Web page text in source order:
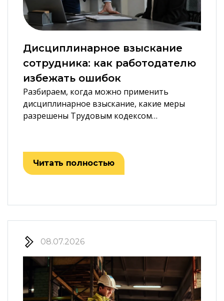
Дисциплинарное взыскание
сотрудника: как работодателю
избежать ошибок
Разбираем, когда можно применить
дисциплинарное взыскание, какие меры
разрешены Трудовым кодексом…
Читать полностью
08.07.2026